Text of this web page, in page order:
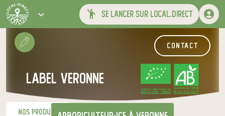
se lancer sur local.direct
contact
label veronne
CERTIFIÉ PAR FR-BIO-01
AGRICULTURE FRANCE
nos produits